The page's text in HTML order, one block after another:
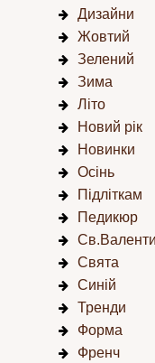
Дизайни
Жовтий
Зелений
Зима
Літо
Новий рік
Новинки
Осінь
Підліткам
Педикюр
Свята
Синій
Тренди
Форма
Френч